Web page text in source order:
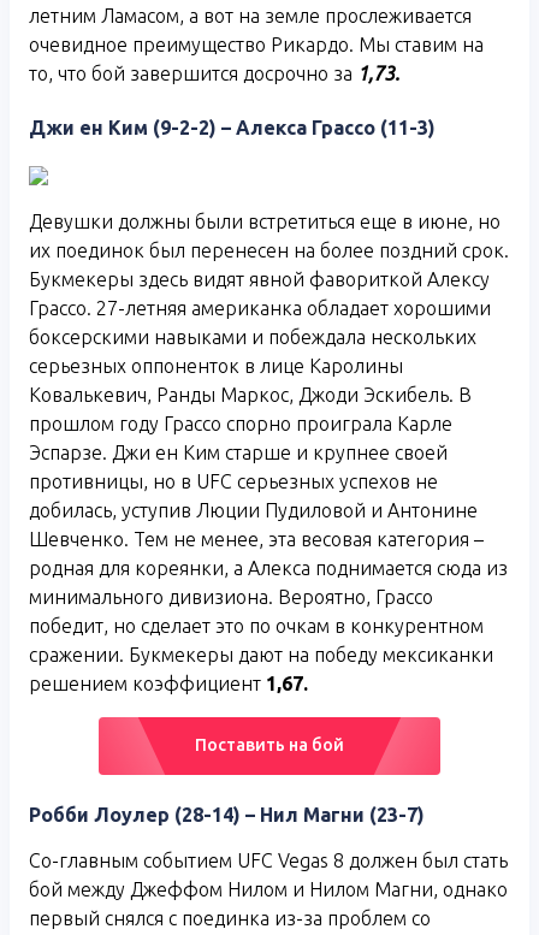
летним Ламасом, а вот на земле прослеживается
очевидное преимущество Рикардо. Мы ставим на
то, что бой завершится досрочно за 1,73.
Джи ен Ким (9-2-2) – Алекса Грассо (11-3)
Девушки должны были встретиться еще в июне, но
их поединок был перенесен на более поздний срок.
Букмекеры здесь видят явной фавориткой Алексу
Грассо. 27-летняя американка обладает хорошими
боксерскими навыками и побеждала нескольких
серьезных оппоненток в лице Каролины
Ковалькевич, Ранды Маркос, Джоди Эскибель. В
прошлом году Грассо спорно проиграла Карле
Эспарзе. Джи ен Ким старше и крупнее своей
противницы, но в UFC серьезных успехов не
добилась, уступив Люции Пудиловой и Антонине
Шевченко. Тем не менее, эта весовая категория –
родная для кореянки, а Алекса поднимается сюда из
минимального дивизиона. Вероятно, Грассо
победит, но сделает это по очкам в конкурентном
сражении. Букмекеры дают на победу мексиканки
решением коэффициент 1,67.
Поставить на бой
Робби Лоулер (28-14) – Нил Магни (23-7)
Со-главным событием UFC Vegas 8 должен был стать
бой между Джеффом Нилом и Нилом Магни, однако
первый снялся с поединка из-за проблем со